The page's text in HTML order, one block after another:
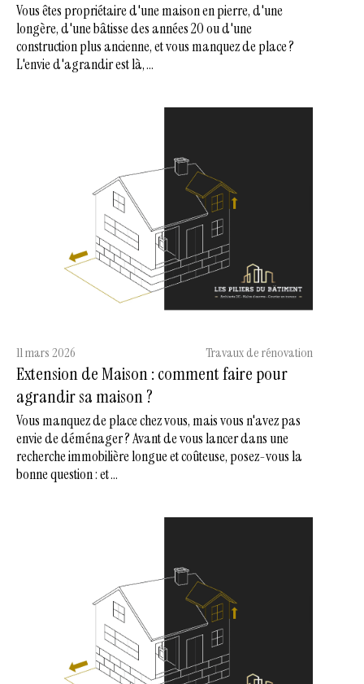
Vous êtes propriétaire d'une maison en pierre, d'une
longère, d'une bâtisse des années 20 ou d'une
construction plus ancienne, et vous manquez de place ?
L'envie d'agrandir est là, ...
11 mars 2026 Travaux de rénovation
Extension de Maison : comment faire pour
agrandir sa maison ?
Vous manquez de place chez vous, mais vous n'avez pas
envie de déménager ? Avant de vous lancer dans une
recherche immobilière longue et coûteuse, posez-vous la
bonne question : et ...